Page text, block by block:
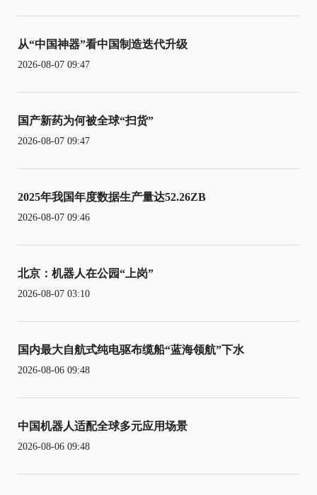
从“中国神器”看中国制造迭代升级
2026-08-07 09:47
国产新药为何被全球“扫货”
2026-08-07 09:47
2025年我国年度数据生产量达52.26ZB
2026-08-07 09:46
北京：机器人在公园“上岗”
2026-08-07 03:10
国内最大自航式纯电驱布缆船“蓝海领航”下水
2026-08-06 09:48
中国机器人适配全球多元应用场景
2026-08-06 09:48